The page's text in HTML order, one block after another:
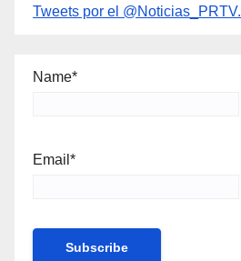
Tweets por el @Noticias_PRTV.
Name*
Email*